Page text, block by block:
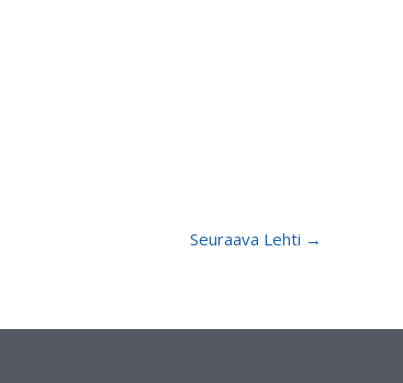
Seuraava Lehti →